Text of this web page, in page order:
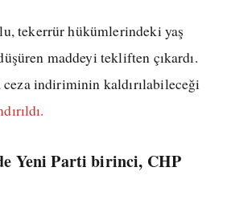
tekerrür hükümlerindeki yaş
maddeyi tekliften çıkardı.
ceza indiriminin kaldırılabileceği
Yeni Parti birinci, CHP